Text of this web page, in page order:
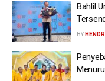
Bahlil
BY HENDRI